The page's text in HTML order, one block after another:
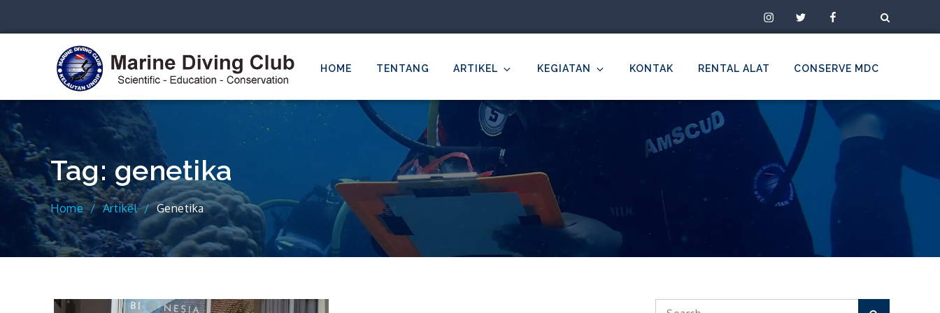
InstagramTwitterFacebookTikTok
MDC Ilmu Kelautan Undip
HOME TENTANG ARTIKEL KEGIATAN KONTAK RENTAL ALAT CONSERVE MDC
Tag: genetika
Home Artikel Genetika
Search